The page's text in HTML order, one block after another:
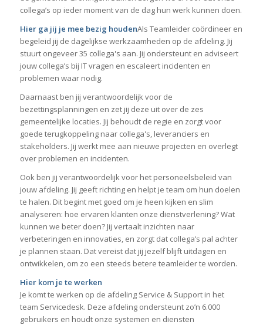
collega’s op ieder moment van de dag hun werk kunnen doen.
Hier ga jij je mee bezig houdenAls Teamleider coördineer en
begeleid jij de dagelijkse werkzaamheden op de afdeling. Jij
stuurt ongeveer 35 collega's aan. Jij ondersteunt en adviseert
jouw collega’s bij IT vragen en escaleert incidenten en
problemen waar nodig.
Daarnaast ben jij verantwoordelijk voor de
bezettingsplanningen en zet jij deze uit over de zes
gemeentelijke locaties. Jij behoudt de regie en zorgt voor
goede terugkoppeling naar collega's, leveranciers en
stakeholders. Jij werkt mee aan nieuwe projecten en overlegt
over problemen en incidenten.
Ook ben jij verantwoordelijk voor het personeelsbeleid van
jouw afdeling. Jij geeft richting en helpt je team om hun doelen
te halen. Dit begint met goed om je heen kijken en slim
analyseren: hoe ervaren klanten onze dienstverlening? Wat
kunnen we beter doen? Jij vertaalt inzichten naar
verbeteringen en innovaties, en zorgt dat collega’s pal achter
je plannen staan. Dat vereist dat jij jezelf blijft uitdagen en
ontwikkelen, om zo een steeds betere teamleider te worden.
Hier kom je te werken
Je komt te werken op de afdeling Service & Support in het
team Servicedesk. Deze afdeling ondersteunt zo’n 6.000
gebruikers en houdt onze systemen en diensten